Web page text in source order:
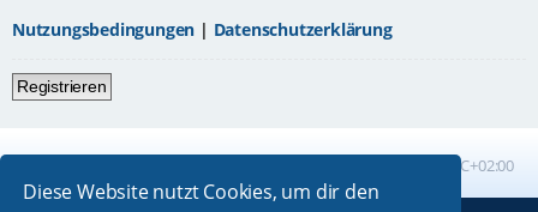
Diese Website nutzt Cookies, um dir den
Nutzungsbedingungen | Datenschutzerklärung
Registrieren
UTC+02:00